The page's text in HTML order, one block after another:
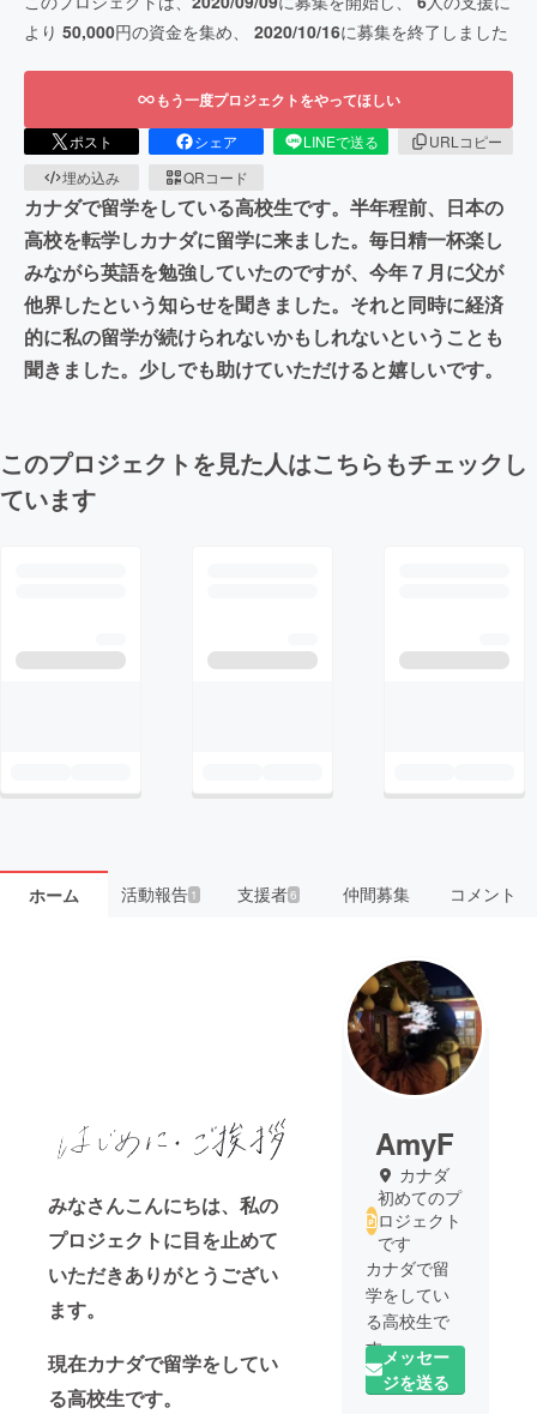
より 50,000円の資金を集め、 2020/10/16に募集を終了しました
もう一度プロジェクトをやってほしい
ポスト シェア LINEで送る
URLコピー
埋め込み
QRコード
カナダで留学をしている高校生です。半年程前、日本の
高校を転学しカナダに留学に来ました。毎日精一杯楽し
みながら英語を勉強していたのですが、今年７月に父が
他界したという知らせを聞きました。それと同時に経済
的に私の留学が続けられないかもしれないということも
聞きました。少しでも助けていただけると嬉しいです。
このプロジェクトを見た人はこちらもチェックし
ています
ホーム 活動報告1 支援者6 仲間募集 コメント
みなさんこんにちは、私の
プロジェクトに目を止めて
いただきありがとうござい
ます。
現在カナダで留学をしてい
る高校生です。
AmyF
カナダ
初めてのプ
ロジェクト
です
カナダで留
学をしてい
る高校生で
す。
将来の夢は
海外で映画
メッセー
ジを送る